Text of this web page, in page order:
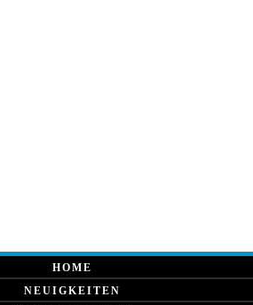
HOME
NEUIGKEITEN